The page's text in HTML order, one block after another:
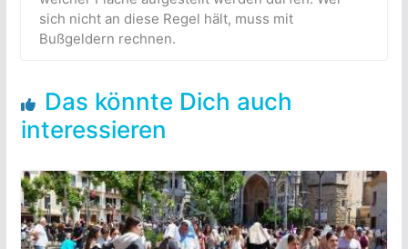
sich nicht an diese Regel hält, muss mit
Bußgeldern rechnen.
Das könnte Dich auch
interessieren